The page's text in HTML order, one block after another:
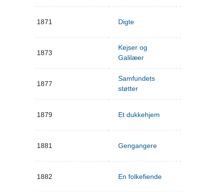
1871 Digte
1873
Kejser og
Galilæer
1877
Samfundets
støtter
1879 Et dukkehjem
1881 Gengangere
1882 En folkefiende